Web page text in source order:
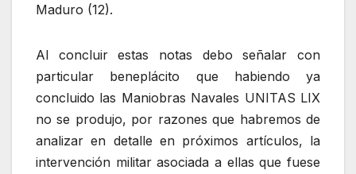
Maduro (12).
Al concluir estas notas debo señalar con
particular beneplácito que habiendo ya
concluido las Maniobras Navales UNITAS LIX
no se produjo, por razones que habremos de
analizar en detalle en próximos artículos, la
intervención militar asociada a ellas que fuese